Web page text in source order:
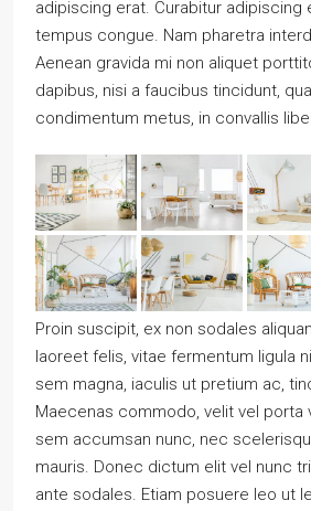
adipiscing erat. Curabitur adipiscing
tempus congue. Nam pharetra
Aenean gravida mi non aliquet
dapibus, nisi a faucibus tincidunt,
condimentum metus, in convallis
Proin suscipit, ex non sodales
laoreet felis, vitae fermentum ligula
sem magna, iaculis ut pretium ac,
Maecenas commodo, velit vel porta
sem accumsan nunc, nec
mauris. Donec dictum elit vel nunc
ante sodales. Etiam posuere leo ut